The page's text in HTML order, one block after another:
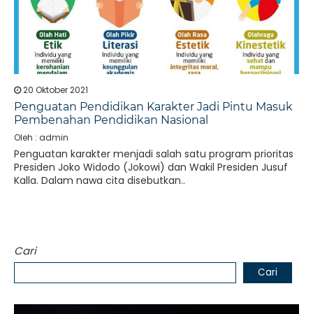
20 Oktober 2021
Penguatan Pendidikan Karakter Jadi Pintu Masuk
Pembenahan Pendidikan Nasional
Oleh : admin
Penguatan karakter menjadi salah satu program prioritas
Presiden Joko Widodo (Jokowi) dan Wakil Presiden Jusuf
Kalla. Dalam nawa cita disebutkan..
Cari
Cari